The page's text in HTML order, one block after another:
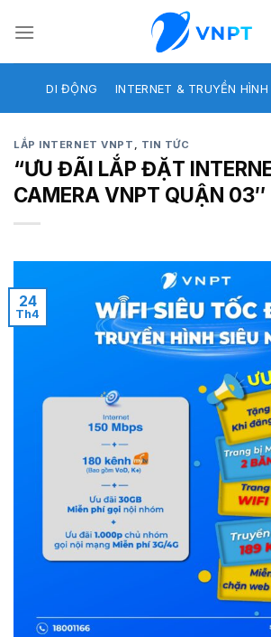
DI ĐỘNG INTERNET & TRUYỀN HÌNH
LẮP INTERNET VNPT , TIN TỨC
“ƯU ĐÃI LẮP ĐẶT
CAMERA VNPT QUẬN 03″
24
Th4